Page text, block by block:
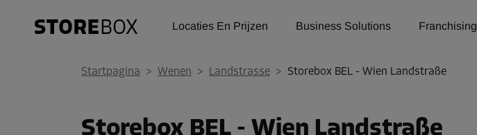
Locaties En Prijzen Business Solutions Franchising
Startpagina > Wenen > Landstrasse > Storebox BEL - Wien Landstraße
Storebox BEL - Wien Landstraße